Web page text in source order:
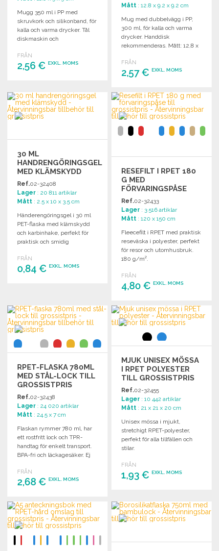
Mugg 350 ml i PP med
skruvkork och silikonband, för
kalla och varma drycker. Tål
diskmaskin och
FRÅN
2,56 € EXKL. MOMS
Begär offert
Mått : 12.8 x 9.2 x 9.2 cm
Mug med dubbelvägg i PP,
300 ml, för kalla och varma
drycker. Handdisk
rekommenderas. Mått: 12,8 x
FRÅN
2,57 €EXKL. MOMS
BESTÄLL
Begär offert
30 ML
HANDRENGÖRINGSGEL
MED KLÄMSKYDD
TILL GROSSISTPRIS
Ref.02-32408
Lager : 20 811 artiklar
Mått : 2.5 x 10 x 3.5 cm
Händerengöringsgel i 30 ml
PET-flaska med klämskydd
och karbinhake, perfekt för
praktisk och smidig
FRÅN
0,84 € EXKL. MOMS
Begär offert
RESEFILT I RPET 180
G MED
FÖRVARINGSPÅSE
Ref.02-32433
Lager : 3 516 artiklar
Mått : 120 x 150 cm
Fleecefilt i RPET med praktisk
reseväska i polyester, perfekt
för resor och utomhusbruk.
180 g/m².
FRÅN
4,80 €EXKL. MOMS
BESTÄLL
Begär offert
RPET-FLASKA 780ML
MED STÅL-LOCK TILL
GROSSISTPRIS
Ref.02-32438
Lager : 24 020 artiklar
Mått : 24.5 x 7 cm
Flaskan rymmer 780 ml, har
ett rostfritt lock och TPR-
handtag för enkelt transport.
BPA-fri och läckagesäker. Ej
FRÅN
2,68 € EXKL. MOMS
BESTÄLL
Begär offert
MJUK UNISEX MÖSSA
I RPET POLYESTER
TILL GROSSISTPRIS
Ref.02-32455
Lager : 10 442 artiklar
Mått : 21 x 21 x 20 cm
Unisex mössa i mjukt,
stretchigt RPET-polyester,
perfekt för alla tillfällen och
stilar.
FRÅN
1,93 €EXKL. MOMS
Begär offert